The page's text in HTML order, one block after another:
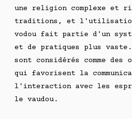
une religion complexe et
traditions, et l'utilisation
vodou fait partie d'un
et de pratiques plus vaste.
sont considérés comme
qui favorisent la
l'interaction avec les
le vaudou.